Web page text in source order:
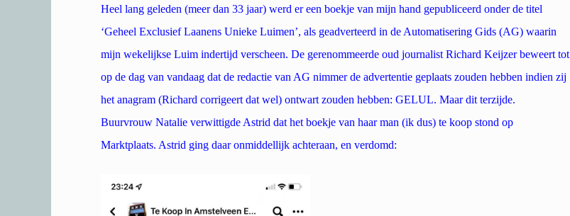
Heel lang geleden (meer dan 33 jaar) werd er een boekje van mijn hand gepubliceerd onder de titel
‘Geheel Exclusief Laanens Unieke Luimen’, als geadverteerd in de Automatisering Gids (AG) waarin
mijn wekelijkse Luim indertijd verscheen. De gerenommeerde oud journalist Richard Keijzer beweert tot
op de dag van vandaag dat de redactie van AG nimmer de advertentie geplaats zouden hebben indien zij
het anagram (Richard corrigeert dat wel) ontwart zouden hebben: GELUL. Maar dit terzijde.
Buurvrouw Natalie verwittigde Astrid dat het boekje van haar man (ik dus) te koop stond op
Marktplaats. Astrid ging daar onmiddellijk achteraan, en verdomd: